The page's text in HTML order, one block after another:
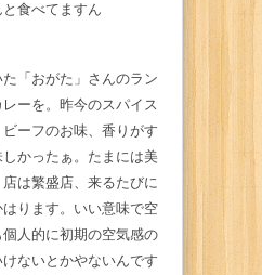
食べてますん
「おがた」さんのラン
ーを。昨今のスパイス
ーフのお味、香りがす
かったぁ。たまには美
は繁盛店、来るたびに
ります。いい意味で空
人的に初期の空気感の
ないとかやないんです